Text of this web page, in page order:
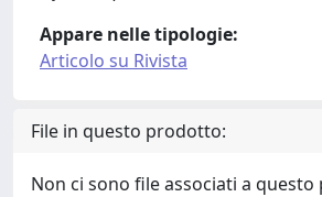
Appare nelle tipologie:
Articolo su Rivista
File in questo prodotto:
Non ci sono file associati a